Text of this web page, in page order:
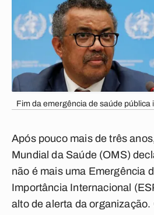
Fim da emergência de saúde
Após pouco mais de três
Mundial da Saúde (OMS)
não é mais uma Emergência
Importância Internacional
alto de alerta da